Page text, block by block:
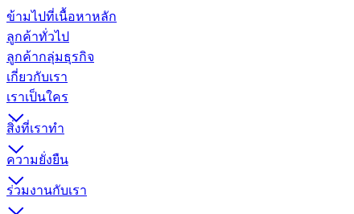
ข้ามไปที่เนื้อหาหลัก
ลูกค้าทั่วไป
ลูกค้ากลุ่มธุรกิจ
เกี่ยวกับเรา
เราเป็นใคร
สิ่งที่เราทำ
ความยั่งยืน
ร่วมงานกับเรา